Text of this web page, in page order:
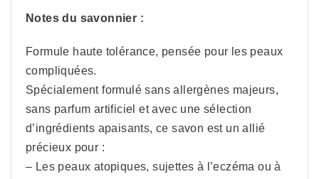
Notes du savonnier :
Formule haute tolérance, pensée pour les peaux
compliquées.
Spécialement formulé sans allergènes majeurs,
sans parfum artificiel et avec une sélection
d’ingrédients apaisants, ce savon est un allié
précieux pour :
– Les peaux atopiques, sujettes à l’eczéma ou à